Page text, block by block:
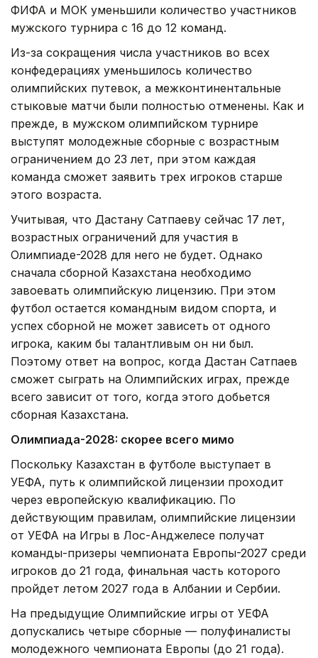
ФИФА и МОК уменьшили количество участников
мужского турнира с 16 до 12 команд.
Из-за сокращения числа участников во всех
конфедерациях уменьшилось количество
олимпийских путевок, а межконтинентальные
стыковые матчи были полностью отменены. Как и
прежде, в мужском олимпийском турнире
выступят молодежные сборные с возрастным
ограничением до 23 лет, при этом каждая
команда сможет заявить трех игроков старше
этого возраста.
Учитывая, что Дастану Сатпаеву сейчас 17 лет,
возрастных ограничений для участия в
Олимпиаде-2028 для него не будет. Однако
сначала сборной Казахстана необходимо
завоевать олимпийскую лицензию. При этом
футбол остается командным видом спорта, и
успех сборной не может зависеть от одного
игрока, каким бы талантливым он ни был.
Поэтому ответ на вопрос, когда Дастан Сатпаев
сможет сыграть на Олимпийских играх, прежде
всего зависит от того, когда этого добьется
сборная Казахстана.
Олимпиада-2028: скорее всего мимо
Поскольку Казахстан в футболе выступает в
УЕФА, путь к олимпийской лицензии проходит
через европейскую квалификацию. По
действующим правилам, олимпийские лицензии
от УЕФА на Игры в Лос-Анджелесе получат
команды-призеры чемпионата Европы-2027 среди
игроков до 21 года, финальная часть которого
пройдет летом 2027 года в Албании и Сербии.
На предыдущие Олимпийские игры от УЕФА
допускались четыре сборные — полуфиналисты
молодежного чемпионата Европы (до 21 года).